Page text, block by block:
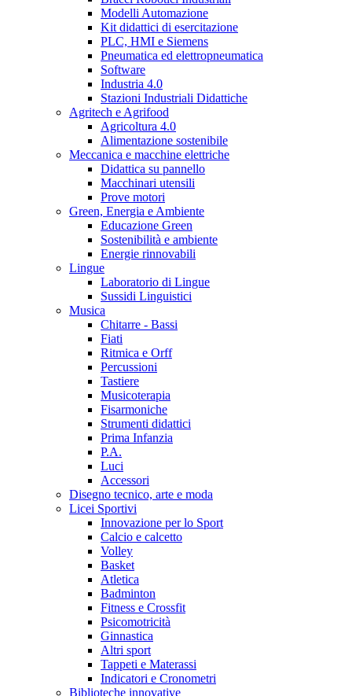
Modelli Automazione
Kit didattici di esercitazione
PLC, HMI e Siemens
Pneumatica ed elettropneumatica
Software
Industria 4.0
Stazioni Industriali Didattiche
Agritech e Agrifood
Agricoltura 4.0
Alimentazione sostenibile
Meccanica e macchine elettriche
Didattica su pannello
Macchinari utensili
Prove motori
Green, Energia e Ambiente
Educazione Green
Sostenibilità e ambiente
Energie rinnovabili
Lingue
Laboratorio di Lingue
Sussidi Linguistici
Musica
Chitarre - Bassi
Fiati
Ritmica e Orff
Percussioni
Tastiere
Musicoterapia
Fisarmoniche
Strumenti didattici
Prima Infanzia
P.A.
Luci
Accessori
Disegno tecnico, arte e moda
Licei Sportivi
Innovazione per lo Sport
Calcio e calcetto
Volley
Basket
Atletica
Badminton
Fitness e Crossfit
Psicomotricità
Ginnastica
Altri sport
Tappeti e Materassi
Indicatori e Cronometri
Biblioteche innovative